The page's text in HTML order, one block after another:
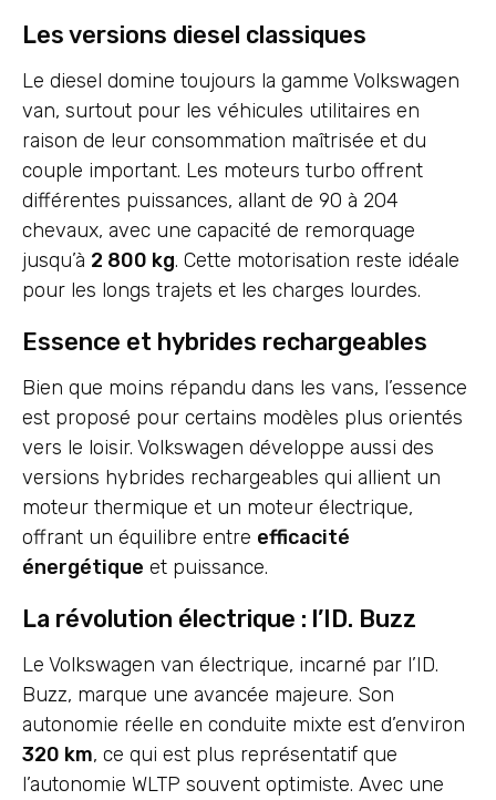
Les versions diesel classiques
Le diesel domine toujours la gamme Volkswagen
van, surtout pour les véhicules utilitaires en
raison de leur consommation maîtrisée et du
couple important. Les moteurs turbo offrent
différentes puissances, allant de 90 à 204
chevaux, avec une capacité de remorquage
jusqu’à 2 800 kg. Cette motorisation reste idéale
pour les longs trajets et les charges lourdes.
Essence et hybrides rechargeables
Bien que moins répandu dans les vans, l’essence
est proposé pour certains modèles plus orientés
vers le loisir. Volkswagen développe aussi des
versions hybrides rechargeables qui allient un
moteur thermique et un moteur électrique,
offrant un équilibre entre efficacité
énergétique et puissance.
La révolution électrique : l’ID. Buzz
Le Volkswagen van électrique, incarné par l’ID.
Buzz, marque une avancée majeure. Son
autonomie réelle en conduite mixte est d’environ
320 km, ce qui est plus représentatif que
l’autonomie WLTP souvent optimiste. Avec une